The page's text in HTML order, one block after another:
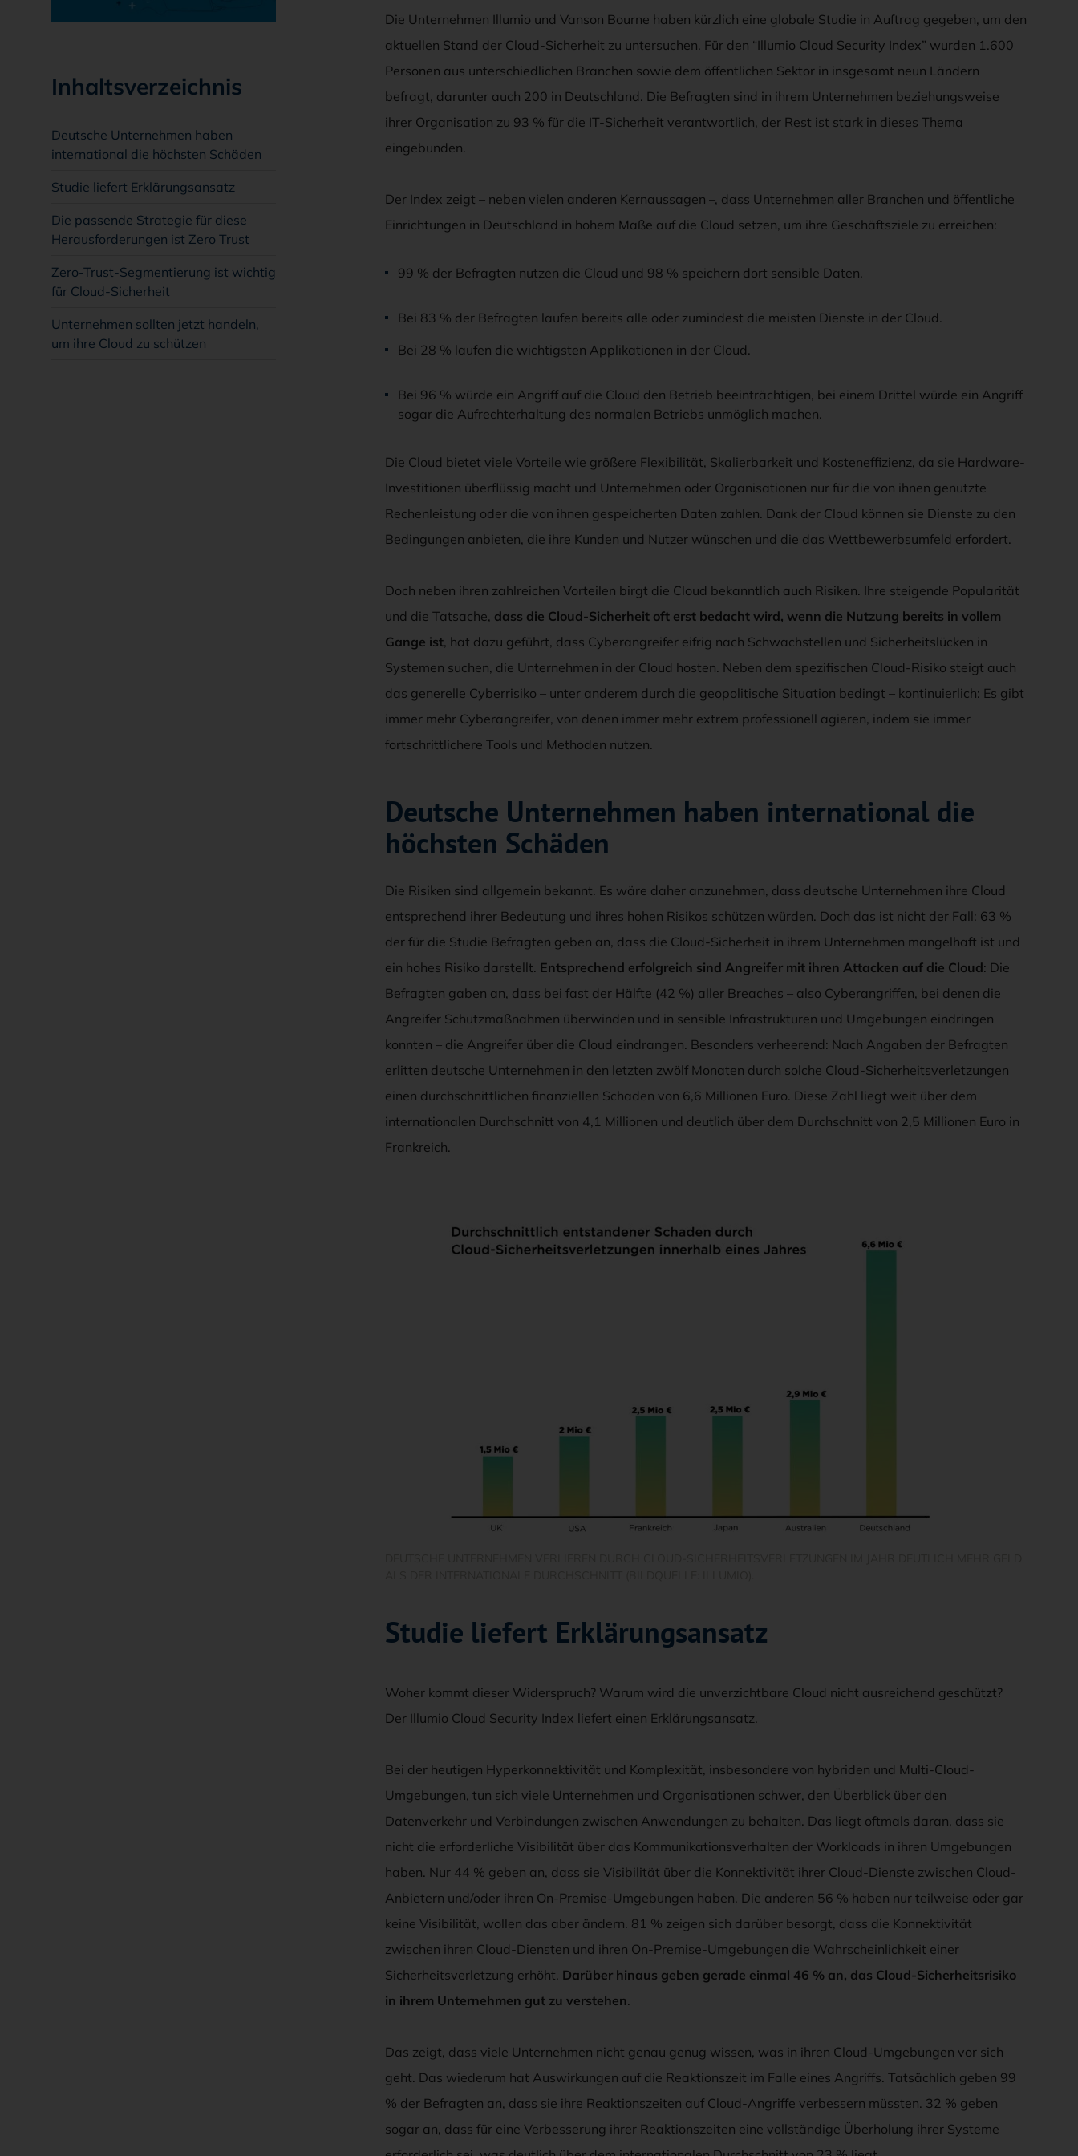
Inhaltsverzeichnis
Deutsche Unternehmen haben
international die höchsten Schäden
Studie liefert Erklärungsansatz
Die passende Strategie für diese
Herausforderungen ist Zero Trust
Zero-Trust-Segmentierung ist wichtig
für Cloud-Sicherheit
Unternehmen sollten jetzt handeln,
um ihre Cloud zu schützen
Die Unternehmen Illumio und Vanson Bourne haben kürzlich eine globale Studie in Auftrag gegeben, um den
aktuellen Stand der Cloud-Sicherheit zu untersuchen. Für den “Illumio Cloud Security Index” wurden 1.600
Personen aus unterschiedlichen Branchen sowie dem öffentlichen Sektor in insgesamt neun Ländern
befragt, darunter auch 200 in Deutschland. Die Befragten sind in ihrem Unternehmen beziehungsweise
ihrer Organisation zu 93 % für die IT-Sicherheit verantwortlich, der Rest ist stark in dieses Thema
eingebunden.
Der Index zeigt – neben vielen anderen Kernaussagen –, dass Unternehmen aller Branchen und öffentliche
Einrichtungen in Deutschland in hohem Maße auf die Cloud setzen, um ihre Geschäftsziele zu erreichen:
99 % der Befragten nutzen die Cloud und 98 % speichern dort sensible Daten.
Bei 83 % der Befragten laufen bereits alle oder zumindest die meisten Dienste in der Cloud.
Bei 28 % laufen die wichtigsten Applikationen in der Cloud.
Bei 96 % würde ein Angriff auf die Cloud den Betrieb beeinträchtigen, bei einem Drittel würde ein Angriff
sogar die Aufrechterhaltung des normalen Betriebs unmöglich machen.
Die Cloud bietet viele Vorteile wie größere Flexibilität, Skalierbarkeit und Kosteneffizienz, da sie Hardware-
Investitionen überflüssig macht und Unternehmen oder Organisationen nur für die von ihnen genutzte
Rechenleistung oder die von ihnen gespeicherten Daten zahlen. Dank der Cloud können sie Dienste zu den
Bedingungen anbieten, die ihre Kunden und Nutzer wünschen und die das Wettbewerbsumfeld erfordert.
Doch neben ihren zahlreichen Vorteilen birgt die Cloud bekanntlich auch Risiken. Ihre steigende Popularität
und die Tatsache, dass die Cloud-Sicherheit oft erst bedacht wird, wenn die Nutzung bereits in vollem
Gange ist, hat dazu geführt, dass Cyberangreifer eifrig nach Schwachstellen und Sicherheitslücken in
Systemen suchen, die Unternehmen in der Cloud hosten. Neben dem spezifischen Cloud-Risiko steigt auch
das generelle Cyberrisiko – unter anderem durch die geopolitische Situation bedingt – kontinuierlich: Es gibt
immer mehr Cyberangreifer, von denen immer mehr extrem professionell agieren, indem sie immer
fortschrittlichere Tools und Methoden nutzen.
Deutsche Unternehmen haben international die
höchsten Schäden
Die Risiken sind allgemein bekannt. Es wäre daher anzunehmen, dass deutsche Unternehmen ihre Cloud
entsprechend ihrer Bedeutung und ihres hohen Risikos schützen würden. Doch das ist nicht der Fall: 63 %
der für die Studie Befragten geben an, dass die Cloud-Sicherheit in ihrem Unternehmen mangelhaft ist und
ein hohes Risiko darstellt. Entsprechend erfolgreich sind Angreifer mit ihren Attacken auf die Cloud: Die
Befragten gaben an, dass bei fast der Hälfte (42 %) aller Breaches – also Cyberangriffen, bei denen die
Angreifer Schutzmaßnahmen überwinden und in sensible Infrastrukturen und Umgebungen eindringen
konnten – die Angreifer über die Cloud eindrangen. Besonders verheerend: Nach Angaben der Befragten
erlitten deutsche Unternehmen in den letzten zwölf Monaten durch solche Cloud-Sicherheitsverletzungen
einen durchschnittlichen finanziellen Schaden von 6,6 Millionen Euro. Diese Zahl liegt weit über dem
internationalen Durchschnitt von 4,1 Millionen und deutlich über dem Durchschnitt von 2,5 Millionen Euro in
Frankreich.
Studie liefert Erklärungsansatz
Woher kommt dieser Widerspruch? Warum wird die unverzichtbare Cloud nicht ausreichend geschützt?
Der Illumio Cloud Security Index liefert einen Erklärungsansatz.
Bei der heutigen Hyperkonnektivität und Komplexität, insbesondere von hybriden und Multi-Cloud-
Umgebungen, tun sich viele Unternehmen und Organisationen schwer, den Überblick über den
Datenverkehr und Verbindungen zwischen Anwendungen zu behalten. Das liegt oftmals daran, dass sie
nicht die erforderliche Visibilität über das Kommunikationsverhalten der Workloads in ihren Umgebungen
haben. Nur 44 % geben an, dass sie Visibilität über die Konnektivität ihrer Cloud-Dienste zwischen Cloud-
Anbietern und/oder ihren On-Premise-Umgebungen haben. Die anderen 56 % haben nur teilweise oder gar
keine Visibilität, wollen das aber ändern. 81 % zeigen sich darüber besorgt, dass die Konnektivität
zwischen ihren Cloud-Diensten und ihren On-Premise-Umgebungen die Wahrscheinlichkeit einer
Sicherheitsverletzung erhöht. Darüber hinaus geben gerade einmal 46 % an, das Cloud-Sicherheitsrisiko
in ihrem Unternehmen gut zu verstehen.
Das zeigt, dass viele Unternehmen nicht genau genug wissen, was in ihren Cloud-Umgebungen vor sich
geht. Das wiederum hat Auswirkungen auf die Reaktionszeit im Falle eines Angriffs. Tatsächlich geben 99
% der Befragten an, dass sie ihre Reaktionszeiten auf Cloud-Angriffe verbessern müssten. 32 % geben
sogar an, dass für eine Verbesserung ihrer Reaktionszeiten eine vollständige Überholung ihrer Systeme